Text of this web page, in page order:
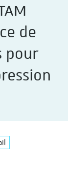
de
pour